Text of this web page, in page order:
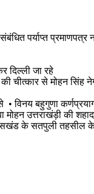
पर्याप्त
दिल्ली जा रहे
से मोहन सिंह
से • विनय बहुगुणा
उत्तराखंड़ी की
के सतपुली तहसील के